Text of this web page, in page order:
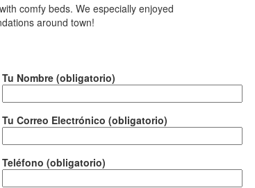
comfy beds. We especially enjoyed
around town!
Tu Nombre (obligatorio)
Tu Correo Electrónico (obligatorio)
Teléfono (obligatorio)